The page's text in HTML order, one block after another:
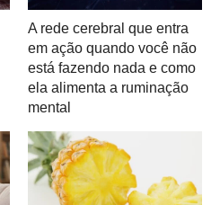
A rede cerebral que entra
em ação quando você não
está fazendo nada e como
ela alimenta a ruminação
mental